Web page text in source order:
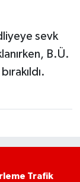
sevk
B.Ü.
Trafik